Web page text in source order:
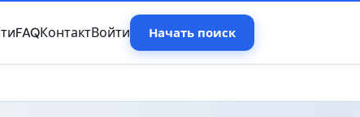
FAQКонтактВойти Начать поиск